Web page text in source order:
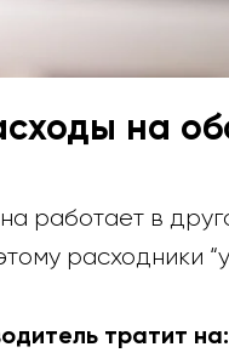
на
работает в
расходники
тратит на: